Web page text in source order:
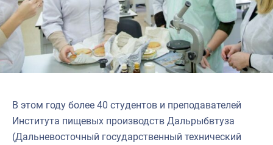
В этом году более 40 студентов и преподавателей
Института пищевых производств Дальрыбвтуза
(Дальневосточный государственный технический